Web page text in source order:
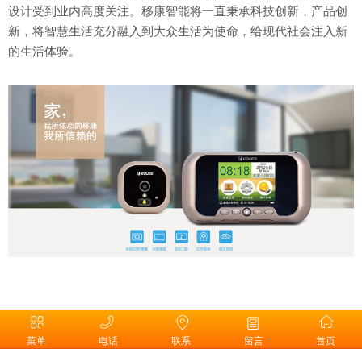
设计受到业内高度关注。移康智能将一直秉承科技创新，产品创
新，将智慧生活充分融入到大众生活为使命，给现代社会注入新
的生活体验。
菜单 电话 联系 留言 首页